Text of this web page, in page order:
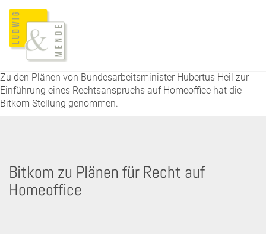
Zu den Plänen von Bundesarbeitsminister Hubertus Heil zur
Einführung eines Rechtsanspruchs auf Homeoffice hat die
Bitkom Stellung genommen.
Bitkom zu Plänen für Recht auf
Homeoffice